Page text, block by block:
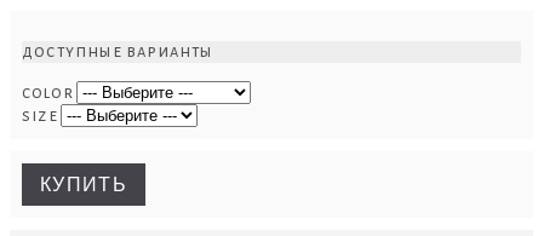
доступные варианты
color
size
КУПИТЬ